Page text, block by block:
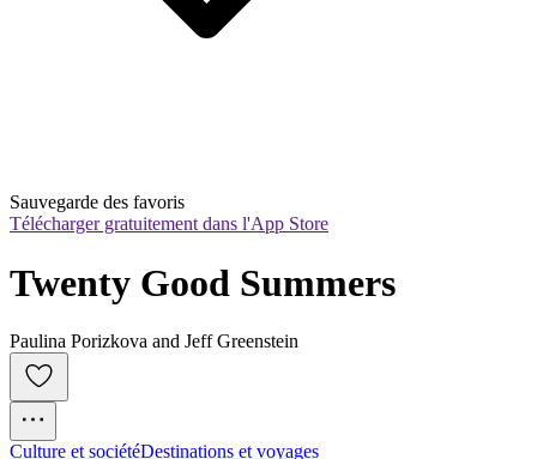
Sauvegarde des favoris
Télécharger gratuitement dans l'App Store
Twenty Good Summers
Paulina Porizkova and Jeff Greenstein
Culture et sociétéDestinations et voyages